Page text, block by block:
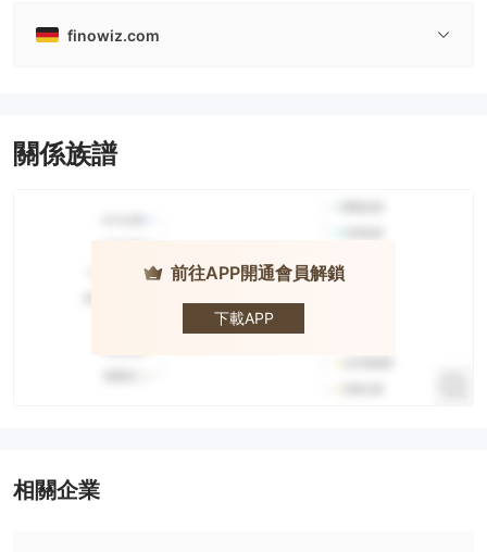
finowiz.com
關係族譜
前往APP開通會員解鎖
下載APP
相關企業